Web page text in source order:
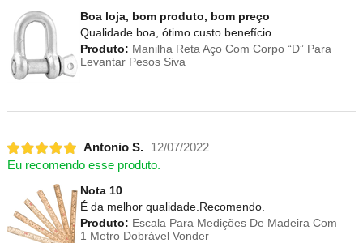
Boa loja, bom produto, bom preço
Qualidade boa, ótimo custo benefício
Produto: Manilha Reta Aço Com Corpo “D” Para
Levantar Pesos Siva
Antonio S.
12/07/2022
Eu recomendo esse produto.
Nota 10
É da melhor qualidade.Recomendo.
Produto: Escala Para Medições De Madeira Com
1 Metro Dobrável Vonder